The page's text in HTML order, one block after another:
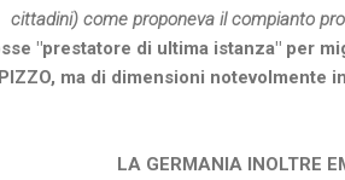
cittadini) come proponeva il compianto
"prestatore di ultima istanza" per
ma di dimensioni notevolmente
LA GERMANIA INOLTRE